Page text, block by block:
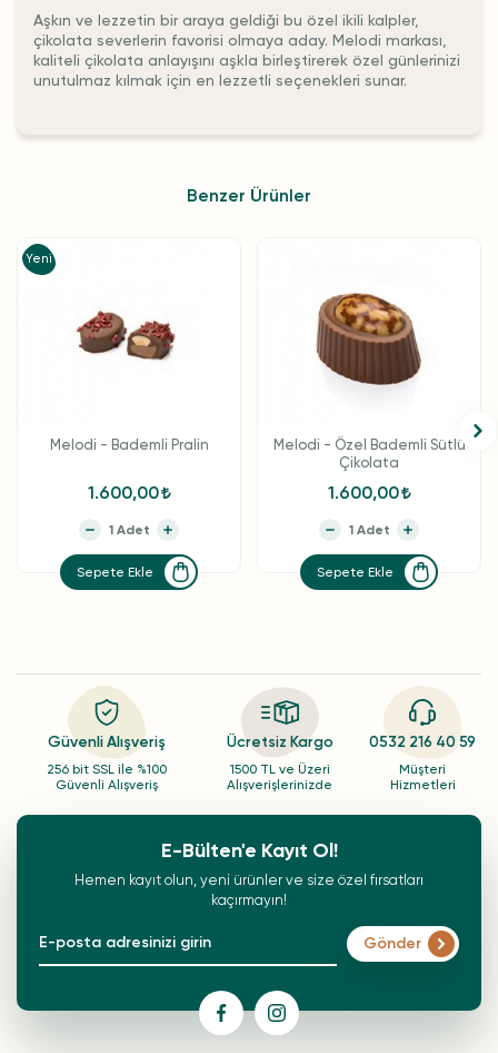
Aşkın ve lezzetin bir araya geldiği bu özel ikili kalpler,
çikolata severlerin favorisi olmaya aday. Melodi markası,
kaliteli çikolata anlayışını aşkla birleştirerek özel günlerinizi
unutulmaz kılmak için en lezzetli seçenekleri sunar.
Benzer Ürünler
Yeni
Melodi - Bademli Pralin
1.600,00
Sepete Ekle
Melodi - Özel Bademli Sütlü
Çikolata
1.600,00
Sepete Ekle
Güvenli Alışveriş
256 bit SSL ile %100
Güvenli Alışveriş
Ücretsiz Kargo
1500 TL ve Üzeri
Alışverişlerinizde
0532 216 40 59
Müşteri
Hizmetleri
E-Bülten'e Kayıt Ol!
Hemen kayıt olun, yeni ürünler ve size özel fırsatları
kaçırmayın!
Gönder